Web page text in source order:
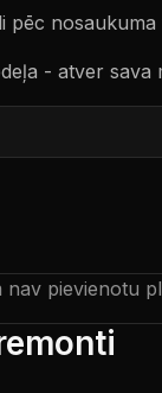
pēc
- atver
nav pievienotu